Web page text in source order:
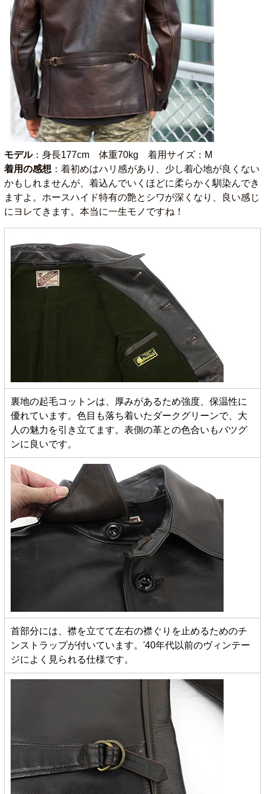
モデル：身長177cm 体重70kg 着用サイズ：M
着用の感想 ：着初めはハリ感があり、少し着心地が良くない
かもしれませんが、着込んでいくほどに柔らかく馴染んでき
ますよ。ホースハイド特有の艶とシワが深くなり、良い感じ
にヨレてきます。本当に一生モノですね！
裏地の起毛コットンは、厚みがあるため強度、保温性に
優れています。色目も落ち着いたダークグリーンで、大
人の魅力を引き立てます。表側の革との色合いもバツグ
ンに良いです。
首部分には、襟を立てて左右の襟ぐりを止めるためのチ
ンストラップが付いています。'40年代以前のヴィンテー
ジによく見られる仕様です。